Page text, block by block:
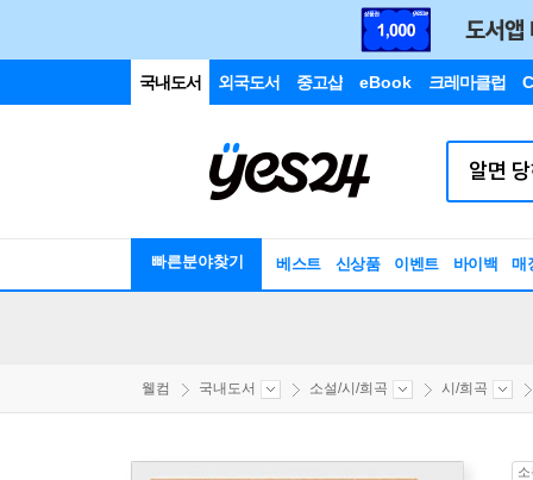
국내도서 외국도서 중고샵 eBook 크레마클럽
빠른분야찾기 베스트 신상품 이벤트 바이백 매
웰컴 국내도서 소설/시/희곡 시/희곡